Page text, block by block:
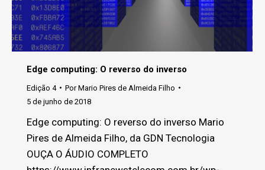
Edge computing: O reverso do inverso
Edição 4 PorMario Pires de Almeida Filho
5 de junho de 2018
Edge computing: O reverso do inverso Mario
Pires de Almeida Filho, da GDN Tecnologia
OUÇA O ÁUDIO COMPLETO